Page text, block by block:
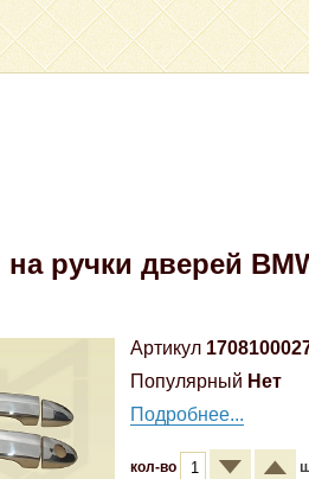
на ручки дверей
Артикул
Популярный Нет
Подробнее...
кол-во